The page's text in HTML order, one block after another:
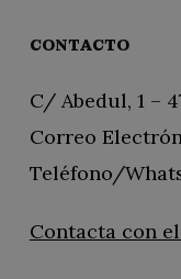
CONTACTO
C/ Abedul, 1 –
Correo
Teléfono/
Contacta con